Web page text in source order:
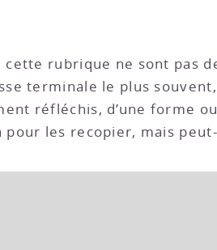
cette rubrique ne sont pas
terminale le plus
réfléchis, d’une forme
les recopier, mais